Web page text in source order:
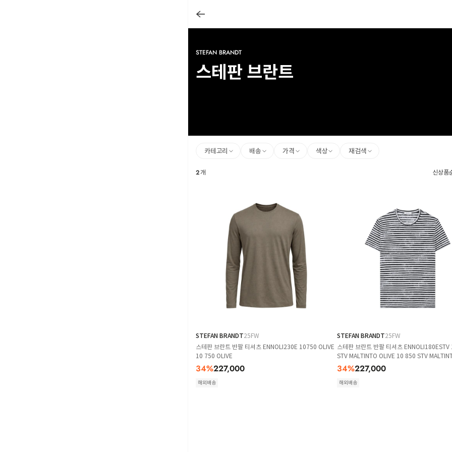
STEFAN BRANDT
스테판 브란트
카테고리 배송 가격 색상 재검색
2개 신상품
STEFAN BRANDT25FW
스테판 브란트 반팔 티셔츠 ENNOLI230E 10750 OLIVE
10 750 OLIVE
34%227,000
해외배송
STEFAN BRANDT25FW
스테판 브란트 반팔 티셔츠
STV MALTINTO OLIVE 10 850 STV
34%227,000
해외배송